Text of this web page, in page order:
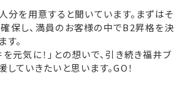
分を用意すると聞いています。まずはそ
保し、満員のお客様の中でB2昇格を決
。
元気に！」との想いで、引き続き福井ブ
ていきたいと思います。GO！